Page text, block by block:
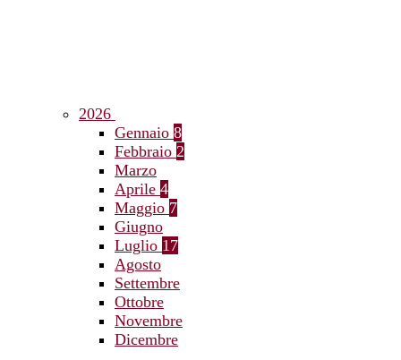
2026
Gennaio 8
Febbraio 2
Marzo
Aprile 4
Maggio 7
Giugno
Luglio 17
Agosto
Settembre
Ottobre
Novembre
Dicembre